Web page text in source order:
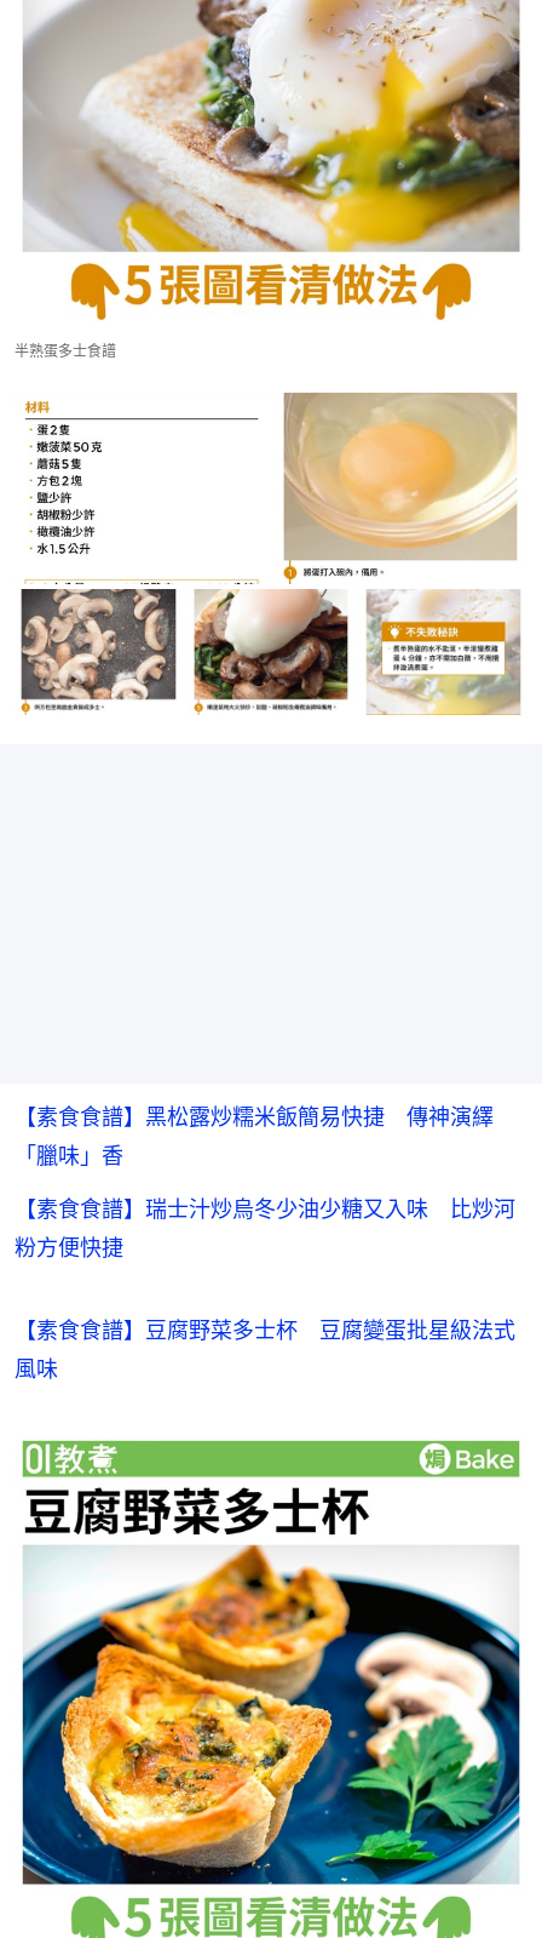
半熟蛋多士食譜
【素食食譜】黑松露炒糯米飯簡易快捷 傳神演繹
「臘味」香
【素食食譜】瑞士汁炒烏冬少油少糖又入味 比炒河
粉方便快捷
【素食食譜】豆腐野菜多士杯　豆腐變蛋批星級法式
風味